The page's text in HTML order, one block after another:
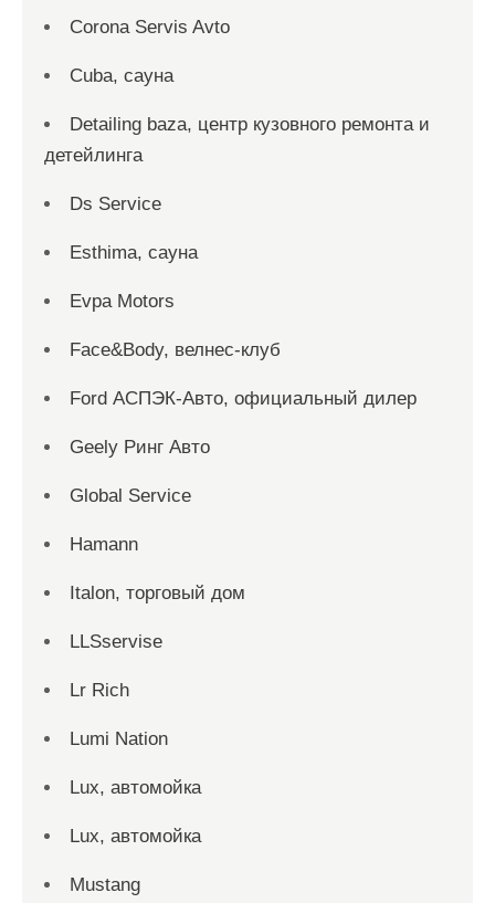
Corona Servis Avto
Cuba, сауна
Detailing baza, центр кузовного ремонта и
детейлинга
Ds Service
Esthima, сауна
Evpa Motors
Face&Body, велнес-клуб
Ford АСПЭК-Авто, официальный дилер
Geely Ринг Авто
Global Service
Hamann
Italon, торговый дом
LLSservise
Lr Rich
Lumi Nation
Lux, автомойка
Lux, автомойка
Mustang